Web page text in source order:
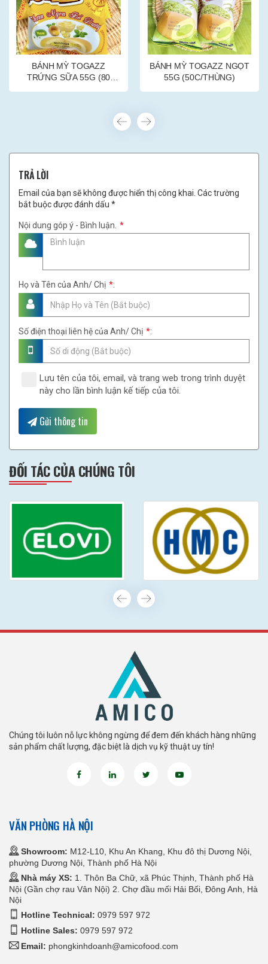
BÁNH MỲ TOGAZZ
TRỨNG SỮA 55G (80
BÁNH MỲ TOGAZZ NGỌT
55G (50C/THÙNG)
TRẢ LỜI
Email của bạn sẽ không được hiển thị công khai. Các trường
bắt buộc được đánh dấu *
Nội dung góp ý - Bình luận. *
Họ và Tên của Anh/ Chị *:
Số điện thoại liên hệ của Anh/ Chị *:
Lưu tên của tôi, email, và trang web trong trình duyệt
này cho lần bình luận kế tiếp của tôi.
Gửi thông tin
ĐỐI TÁC CỦA CHÚNG TÔI
Chúng tôi luôn nỗ lực không ngừng để đem đến khách hàng những
sản phẩm chất lượng, đặc biệt là dịch vụ kỹ thuật uy tín!
VĂN PHÒNG HÀ NỘI
Showroom: M12-L10, Khu An Khang, Khu đô thị Dương Nội,
phường Dương Nội, Thành phố Hà Nội
Nhà máy XS: 1. Thôn Ba Chữ, xã Phúc Thịnh, Thành phố Hà
Nội (Gần chợ rau Vân Nội) 2. Chợ đầu mối Hải Bối, Đông Anh, Hà
Nội
Hotline Technical: 0979 597 972
Hotline Sales: 0979 597 972
Email: phongkinhdoanh@amicofood.com